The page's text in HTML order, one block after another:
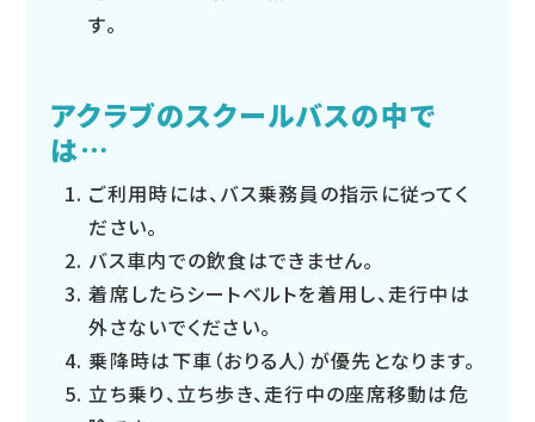
す。
アクラブのスクールバスの中で
は…
ご利用時には、バス乗務員の指示に従ってく
ださい。
バス車内での飲食はできません。
着席したらシートベルトを着用し、走行中は
外さないでください。
乗降時は下車（おりる人）が優先となります。
立ち乗り、立ち歩き、走行中の座席移動は危